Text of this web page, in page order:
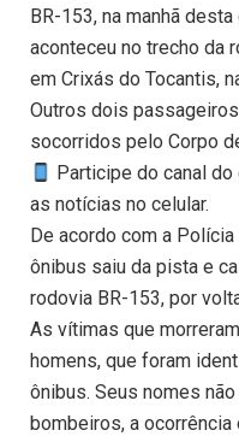
BR-153, na manhã
aconteceu no trecho da
em Crixás do Tocantis,
Outros dois
socorridos pelo Corpo
Participe do canal
as notícias no celular.
De acordo com a
ônibus saiu da pista e
rodovia BR-153, por
As vítimas que
homens, que foram
ônibus. Seus nomes
bombeiros, a ocorrência